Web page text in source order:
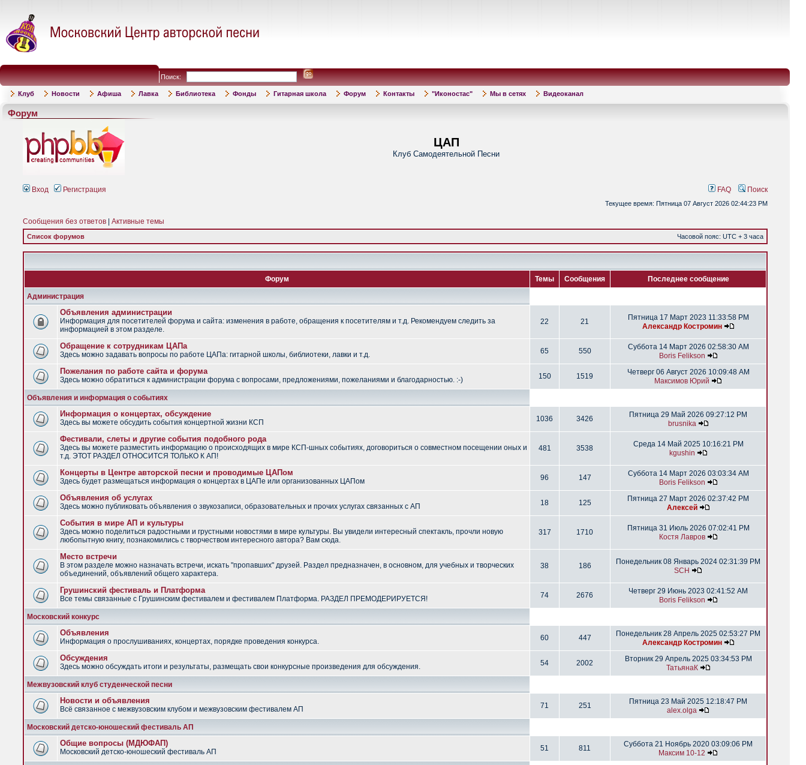
Поиск:
Клуб Новости Афиша Лавка Библиотека Фонды Гитарная школа Форум Контакты "Иконостас" Мы в сетях Видеоканал
Форум
ЦАП
Клуб Самодеятельной Песни
Вход Регистрация FAQ Поиск
Текущее время: Пятница 07 Август 2026 02:44:23 PM
Сообщения без ответов Активные темы
Список форумов Часовой пояс: UTC + 3 часа
Форум Темы Сообщения Последнее сообщение
Администрация
Объявления администрации
Информация для посетителей форума и сайта: изменения в работе, обращения к посетителям и т.д. Рекомендуем следить за
информацией в этом разделе.
22 21
Пятница 17 Март 2023 11:33:58 PM
Александр Костромин
Обращение к сотрудникам ЦАПа
Здесь можно задавать вопросы по работе ЦАПа: гитарной школы, библиотеки, лавки и т.д. 65 550
Суббота 14 Март 2026 02:58:30 AM
Boris Felikson
Пожелания по работе сайта и форума
Здесь можно обратиться к администрации форума с вопросами, предложениями, пожеланиями и благодарностью. :-) 150 1519
Четверг 06 Август 2026 10:09:48 AM
Максимов Юрий
Объявления и информация о событиях
Информация о концертах, обсуждение
Здесь вы можете обсудить события концертной жизни КСП 1036 3426
Пятница 29 Май 2026 09:27:12 PM
brusnika
Фестивали, слеты и другие события подобного рода
Здесь вы можете разместить информацию о происходящих в мире КСП-шных событиях, договориться о совместном посещении оных и
т.д. ЭТОТ РАЗДЕЛ ОТНОСИТСЯ ТОЛЬКО К АП!
481 3538
Среда 14 Май 2025 10:16:21 PM
kgushin
Концерты в Центре авторской песни и проводимые ЦАПом
Здесь будет размещаться информация о концертах в ЦАПе или организованных ЦАПом 96 147
Суббота 14 Март 2026 03:03:34 AM
Boris Felikson
Объявления об услугах
Здесь можно публиковать объявления о звукозаписи, образовательных и прочих услугах связанных с АП 18 125
Пятница 27 Март 2026 02:37:42 PM
Алексей
События в мире АП и культуры
Здесь можно поделиться радостными и грустными новостями в мире культуры. Вы увидели интересный спектакль, прочли новую
любопытную книгу, познакомились с творчеством интересного автора? Вам сюда.
317 1710
Пятница 31 Июль 2026 07:02:41 PM
Костя Лавров
Место встречи
В этом разделе можно назначать встречи, искать "пропавших" друзей. Раздел предназначен, в основном, для учебных и творческих
объединений, объявлений общего характера.
38 186
Понедельник 08 Январь 2024 02:31:39 PM
SCH
Грушинский фестиваль и Платформа
Все темы связанные с Грушинским фестивалем и фестивалем Платформа. РАЗДЕЛ ПРЕМОДЕРИРУЕТСЯ! 74 2676
Четверг 29 Июнь 2023 02:41:52 AM
Boris Felikson
Московский конкурс
Объявления
Информация о прослушиваниях, концертах, порядке проведения конкурса. 60 447
Понедельник 28 Апрель 2025 02:53:27 PM
Александр Костромин
Обсуждения
Здесь можно обсуждать итоги и результаты, размещать свои конкурсные произведения для обсуждения. 54 2002
Вторник 29 Апрель 2025 03:34:53 PM
ТатьянаК
Межвузовский клуб студенческой песни
Новости и объявления
Всё связанное с межвузовским клубом и межвузовским фестивалем АП 71 251
Пятница 23 Май 2025 12:18:47 PM
alex.olga
Московский детско-юношеский фестиваль АП
Общие вопросы (МДЮФАП)
Московский детско-юношеский фестиваль АП 51 811
Суббота 21 Ноябрь 2020 03:09:06 PM
Максим 10-12